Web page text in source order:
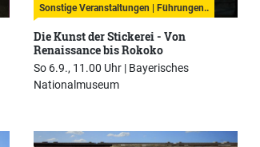
Sonstige Veranstaltungen | Führungen..
Die Kunst der Stickerei - Von
Renaissance bis Rokoko
So 6.9., 11.00 Uhr | Bayerisches
Nationalmuseum